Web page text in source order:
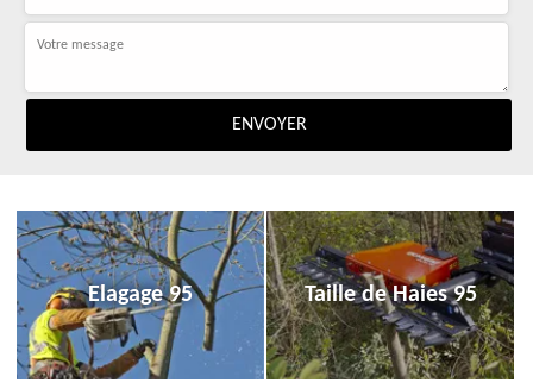
Elagage 95 Taille de Haies 95